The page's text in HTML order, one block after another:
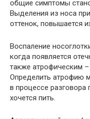
общие симптомы
Выделения из носа
оттенок, повышается
Воспаление
когда появляется
также атрофическим –
Определить атрофию
в процессе разговора
хочется пить.